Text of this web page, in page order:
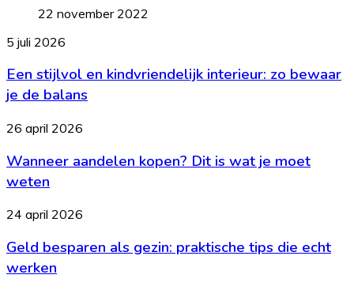
22 november 2022
Een
en
kindvriendelijk
interieur:
bewaar
de
balans
5 juli 2026
Een stijlvol en kindvriendelijk interieur: zo bewaar
je de balans
Wanneer
kopen?
is
je
weten
26 april 2026
Wanneer aandelen kopen? Dit is wat je moet
weten
Geld
als
gezin:
praktische
24 april 2026
Geld besparen als gezin: praktische tips die echt
werken